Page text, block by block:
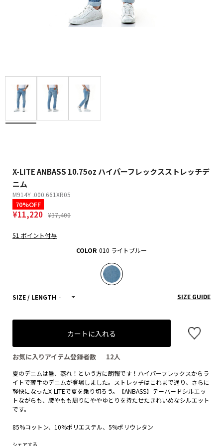
X-LITE ANBASS 10.75oz ハイパーフレックスストレッチデ
ニム
M914Y .000.661XR05
70%OFF
¥11,220 ¥37,400
51 ポイント付与
COLOR 010 ライトブルー
SIZE / LENGTH - SIZE GUIDE
カートに入れる
お気に入りアイテム登録者数 12人
夏のデニムは暑、蒸れ！という方に朗報です！ハイパーフレックスからラ
イトで薄手のデニムが登場しました。ストレッチはこれまで通り、さらに
軽快になったX-LITEで夏を乗り切ろう。【ANBASS】テーパードシルエッ
トながらも、腰やもも周りにややゆとりを持たせたきれいめなシルエット
です。
85%コットン、10%ポリエステル、5%ポリウレタン
シェアする